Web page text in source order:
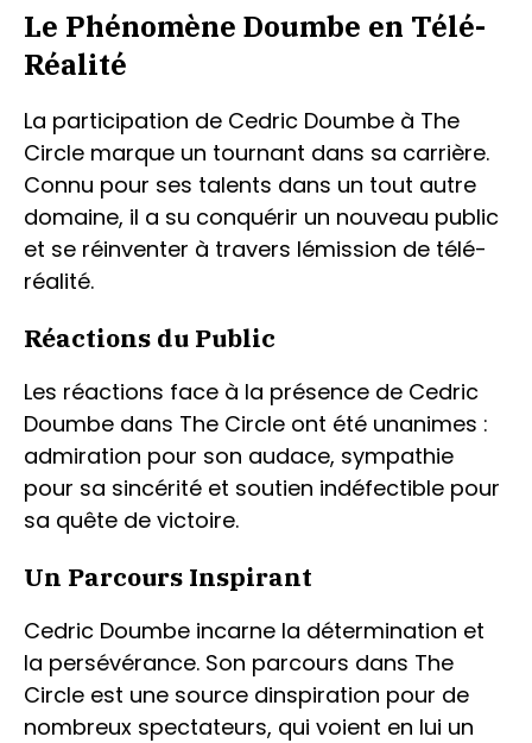
Le Phénomène Doumbe en Télé-
Réalité
La participation de Cedric Doumbe à The
Circle marque un tournant dans sa carrière.
Connu pour ses talents dans un tout autre
domaine, il a su conquérir un nouveau public
et se réinventer à travers lémission de télé-
réalité.
Réactions du Public
Les réactions face à la présence de Cedric
Doumbe dans The Circle ont été unanimes :
admiration pour son audace, sympathie
pour sa sincérité et soutien indéfectible pour
sa quête de victoire.
Un Parcours Inspirant
Cedric Doumbe incarne la détermination et
la persévérance. Son parcours dans The
Circle est une source dinspiration pour de
nombreux spectateurs, qui voient en lui un